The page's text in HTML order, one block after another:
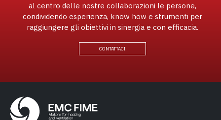
al centro delle nostre collaborazioni le persone,
condividendo esperienza, know how e strumenti per
raggiungere gli obiettivi in sinergia e con efficacia.
CONTATTACI